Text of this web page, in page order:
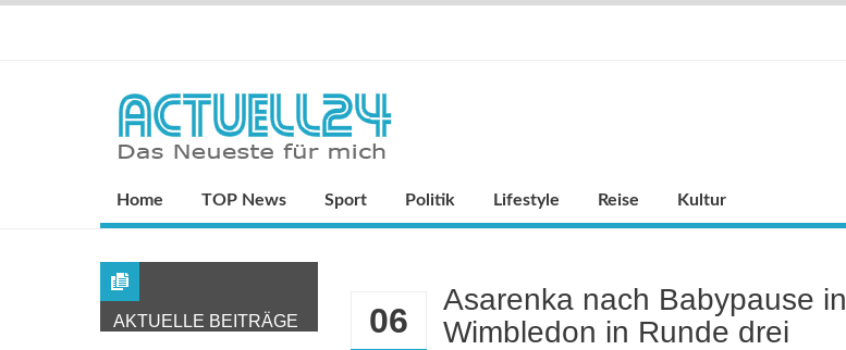
Home TOP News Sport Politik Lifestyle Reise Kultur
06
Asarenka nach Babypause in
Wimbledon in Runde drei
AKTUELLE BEITRÄGE